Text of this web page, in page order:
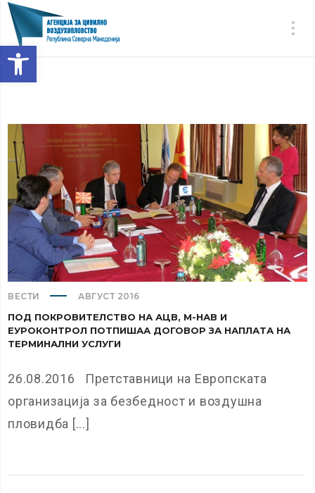
Open toolbar
ВЕСТИ АВГУСТ 2016
ПОД ПОКРОВИТЕЛСТВО НА АЦВ, М-НАВ И
ЕУРОКОНТРОЛ ПОТПИШАА ДОГОВОР ЗА НАПЛАТА НА
ТЕРМИНАЛНИ УСЛУГИ
26.08.2016 Претставници на Европската
организација за безбедност и воздушна
пловидба [...]